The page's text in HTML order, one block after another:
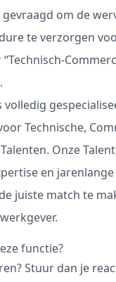
om de
te verzorgen
volledig
Technische,
Onze
en
juiste match te
functie?
Stuur dan je